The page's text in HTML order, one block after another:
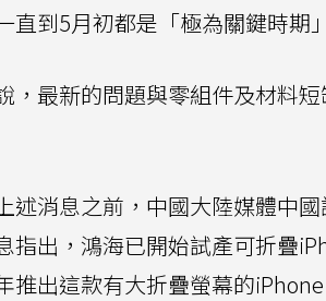
直到5月初都是「極為關鍵時期
，最新的問題與零組件及材料
述消息之前，中國大陸媒體中
指出，鴻海已開始試產可折疊
推出這款有大折疊螢幕的iPhone